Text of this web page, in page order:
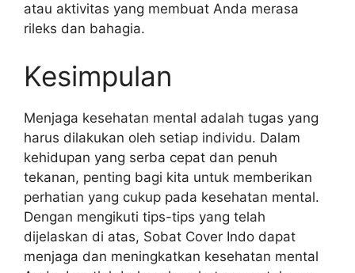
atau aktivitas yang membuat Anda merasa
rileks dan bahagia.
Kesimpulan
Menjaga kesehatan mental adalah tugas yang
harus dilakukan oleh setiap individu. Dalam
kehidupan yang serba cepat dan penuh
tekanan, penting bagi kita untuk memberikan
perhatian yang cukup pada kesehatan mental.
Dengan mengikuti tips-tips yang telah
dijelaskan di atas, Sobat Cover Indo dapat
menjaga dan meningkatkan kesehatan mental